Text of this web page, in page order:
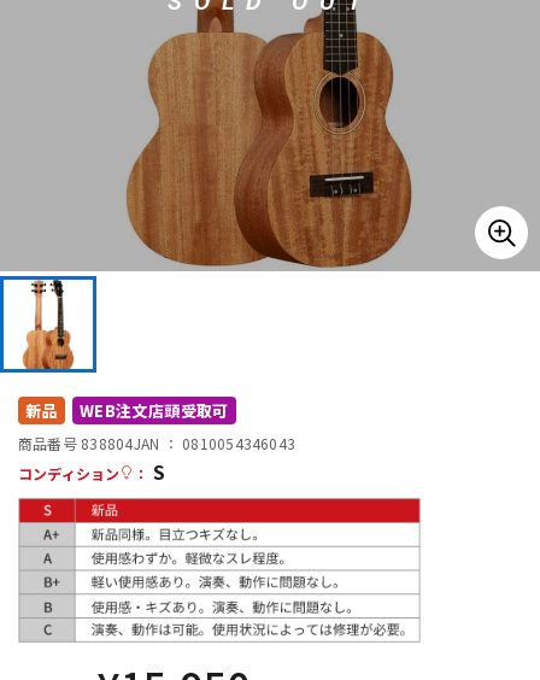
キーボード 電子ピアノ
その他楽器
アンプ エフェクター
配信/ライブ機器
中古
新品 WEB注文店頭受取可
商品番号 838804JAN ： 0810054346043
コンディション
： S